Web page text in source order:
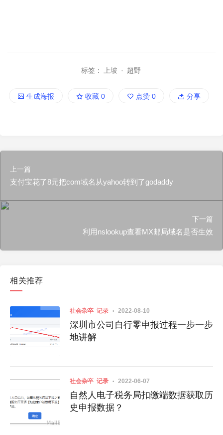
标签： 上坡 · 超野
生成海报 收藏 0 点赞 0 分享
上一篇
支付宝花了8元把com域名从yahoo转到了godaddy
下一篇
利用nslookup查看MX邮局域名是否生效
相关推荐
社会杂卒 记录 2022-08-10
深圳市公司自行零申报过程一步一步
地讲解
社会杂卒 记录 2022-06-07
自然人电子税务局扣缴端数据获取历
史申报数据？